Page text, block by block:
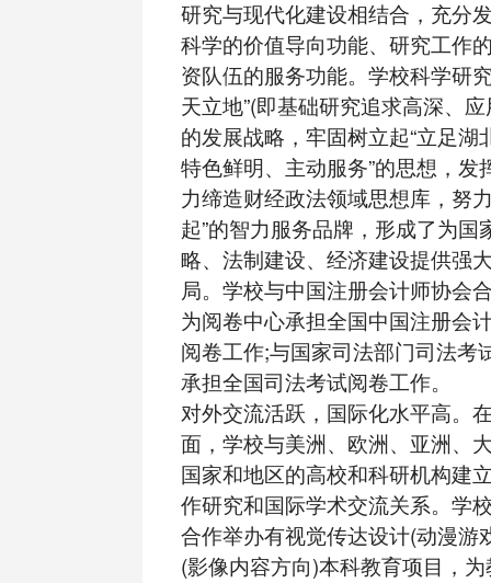
研究与现代化建设相结合，充分
科学的价值导向功能、研究工作
资队伍的服务功能。学校科学研
天立地”(即基础研究追求高深、
的发展战略，牢固树立起“立足湖
特色鲜明、主动服务”的思想，发
力缔造财经政法领域思想库，努
起”的智力服务品牌，形成了为国
略、法制建设、经济建设提供强
局。学校与中国注册会计师协会
为阅卷中心承担全国中国注册会
阅卷工作;与国家司法部门司法考
承担全国司法考试阅卷工作。
对外交流活跃，国际化水平高。
面，学校与美洲、欧洲、亚洲、
国家和地区的高校和科研机构建
作研究和国际学术交流关系。学
合作举办有视觉传达设计(动漫游
(影像内容方向)本科教育项目，